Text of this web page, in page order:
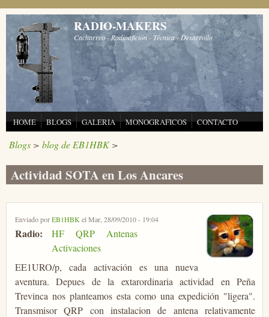
Pasar al contenido principal
RADIO-MAKERS
Cacharreo - Radioafición - Técnica - Desarrollo
HOME BLOGS GALERIA MONOGRAFICOS CONTACTO
Blogs > blog de EB1HBK>
Actividad SOTA en Los Ancares
Enviado porEB1HBK el Mar, 28/09/2010 - 19:04
Radio: HF QRP
Antenas
Activaciones
EE1URO/p, cada activación es una nueva
aventura. Depues de la extarordinaria actividad en Peña
Trevinca nos planteamos esta como una expedición "ligera".
Transmisor QRP con instalacion de antena relativamente